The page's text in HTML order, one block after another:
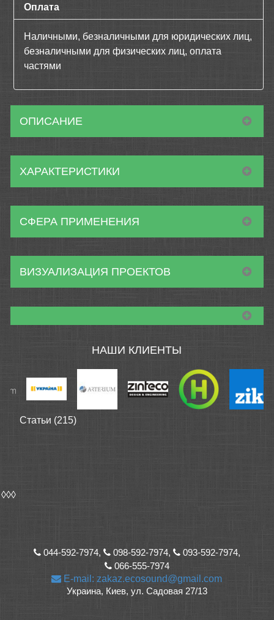
Оплата
Наличными, безналичными для юридических лиц,
безналичными для физических лиц, оплата
частями
ОПИСАНИЕ
ХАРАКТЕРИСТИКИ
СФЕРА ПРИМЕНЕНИЯ
ВИЗУАЛИЗАЦИЯ ПРОЕКТОВ
НАШИ КЛИЕНТЫ
Статьи (215)
◊◊◊
044-592-7974, 098-592-7974,
093-592-7974,
066-555-7974
E-mail: zakaz.ecosound@gmail.com
Украина, Киев, ул. Садовая 27/13